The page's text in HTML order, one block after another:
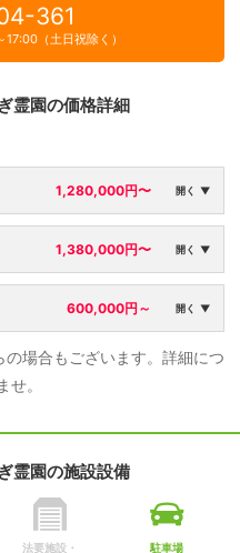
361
（土日祝除く）
霊園の価格詳細
1,280,000円〜 開く ▼
永代使用料：
360,000円
年間管理料：
1,380,000円〜 開く ▼
永代使用料：
400,000円〜
年間管理料：
5,775円
600,000円～ 開く ▼
永代使用料：
600,000円
場合もございます。詳細につ
。
霊園の施設設備
法要施設・ 駐車場